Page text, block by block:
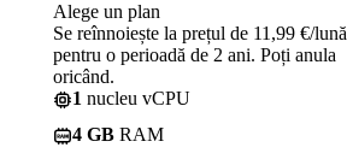
Alege un plan
Se reînnoiește la prețul de 11,99 €/lună
pentru o perioadă de 2 ani. Poți anula
oricând.
1 nucleu vCPU
4 GB RAM